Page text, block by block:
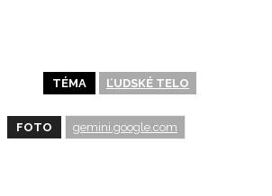
TÉMA ĽUDSKÉ TELO
FOTO gemini.google.com